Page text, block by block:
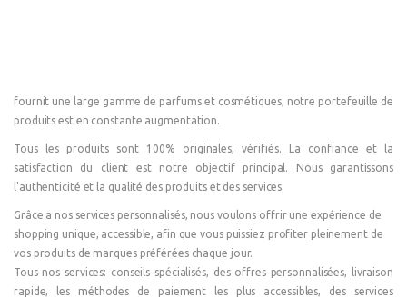
fournit une large gamme de parfums et cosmétiques, notre portefeuille de
produits est en constante augmentation.
Tous les produits sont 100% originales, vérifiés. La confiance et la
satisfaction du client est notre objectif principal. Nous garantissons
l'authenticité et la qualité des produits et des services.
Grâce a nos services personnalisés, nous voulons offrir une expérience de
shopping unique, accessible, afin que vous puissiez profiter pleinement de
vos produits de marques préférées chaque jour.
Tous nos services: conseils spécialisés, des offres personnalisées, livraison
rapide, les méthodes de paiement les plus accessibles, des services